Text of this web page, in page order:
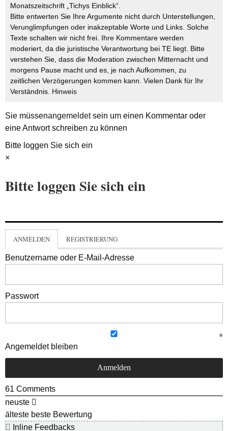
Monatszeitschrift „Tichys Einblick“.
Bitte entwerten Sie Ihre Argumente nicht durch Unterstellungen,
Verunglimpfungen oder inakzeptable Worte und Links. Solche
Texte schalten wir nicht frei. Ihre Kommentare werden
moderiert, da die juristische Verantwortung bei TE liegt. Bitte
verstehen Sie, dass die Moderation zwischen Mitternacht und
morgens Pause macht und es, je nach Aufkommen, zu
zeitlichen Verzögerungen kommen kann. Vielen Dank für Ihr
Verständnis. Hinweis
Sie müssenangemeldetsein um einen Kommentar oder
eine Antwort schreiben zu können
Bitte loggen Sie sich ein
×
Bitte loggen Sie sich ein
ANMELDEN REGISTRIERUNG
Benutzername oder E-Mail-Adresse
Passwort
Angemeldet bleiben
61 Comments
neuste
älteste beste Bewertung
Inline Feedbacks